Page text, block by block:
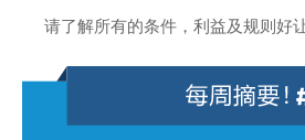
请了解所有的条件，利益及规则好